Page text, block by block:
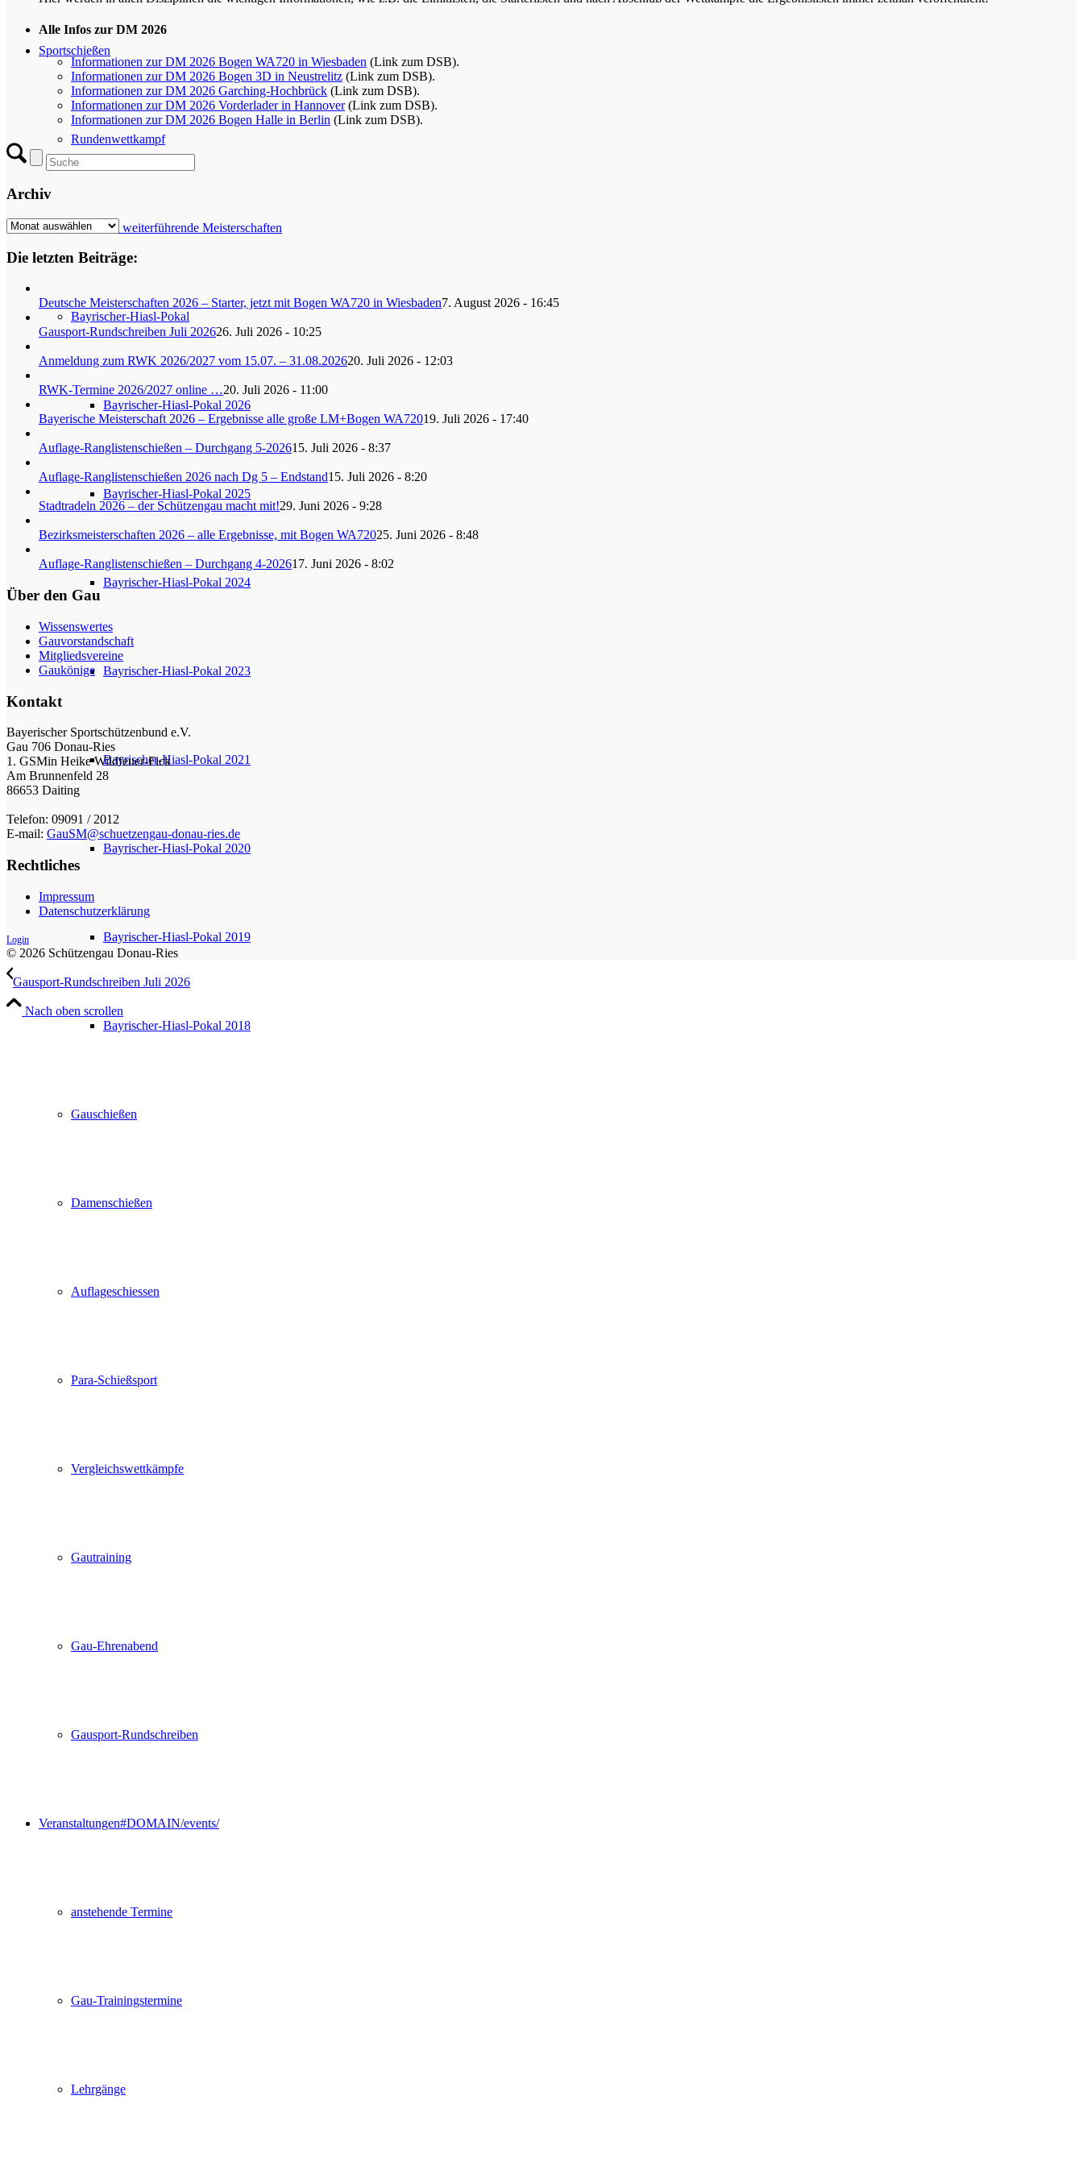
Sportschießen
Rundenwettkampf
Gau- und weiterführende Meisterschaften
Bayrischer-Hiasl-Pokal
Bayrischer-Hiasl-Pokal 2026
Bayrischer-Hiasl-Pokal 2025
Bayrischer-Hiasl-Pokal 2024
Bayrischer-Hiasl-Pokal 2023
Bayrischer-Hiasl-Pokal 2021
Bayrischer-Hiasl-Pokal 2020
Bayrischer-Hiasl-Pokal 2019
Bayrischer-Hiasl-Pokal 2018
Gauschießen
Damenschießen
Auflageschiessen
Para-Schießsport
Vergleichswettkämpfe
Gautraining
Gau-Ehrenabend
Gausport-Rundschreiben
Veranstaltungen#DOMAIN/events/
anstehende Termine
Gau-Trainingstermine
Lehrgänge
Alle Infos zur DM 2026
Informationen zur DM 2026 Bogen WA720 in Wiesbaden (Link zum DSB).
Informationen zur DM 2026 Bogen 3D in Neustrelitz (Link zum DSB).
Informationen zur DM 2026 Garching-Hochbrück (Link zum DSB).
Informationen zur DM 2026 Vorderlader in Hannover(Link zum DSB).
Informationen zur DM 2026 Bogen Halle in Berlin (Link zum DSB).
Archiv
Archiv
Die letzten Beiträge:
Deutsche Meisterschaften 2026 – Starter, jetzt mit Bogen WA720 in Wiesbaden7. August 2026 - 16:45
Gausport-Rundschreiben Juli 202626. Juli 2026 - 10:25
Anmeldung zum RWK 2026/2027 vom 15.07. – 31.08.202620. Juli 2026 - 12:03
RWK-Termine 2026/2027 online …20. Juli 2026 - 11:00
Bayerische Meisterschaft 2026 – Ergebnisse alle große LM+Bogen WA72019. Juli 2026 - 17:40
Auflage-Ranglistenschießen – Durchgang 5-202615. Juli 2026 - 8:37
Auflage-Ranglistenschießen 2026 nach Dg 5 – Endstand15. Juli 2026 - 8:20
Stadtradeln 2026 – der Schützengau macht mit!29. Juni 2026 - 9:28
Bezirksmeisterschaften 2026 – alle Ergebnisse, mit Bogen WA72025. Juni 2026 - 8:48
Auflage-Ranglistenschießen – Durchgang 4-202617. Juni 2026 - 8:02
Über den Gau
Wissenswertes
Gauvorstandschaft
Mitgliedsvereine
Gaukönige
Kontakt
Bayerischer Sportschützenbund e.V.
Gau 706 Donau-Ries
1. GSMin Heike Wildfeuer-Fick
Am Brunnenfeld 28
86653 Daiting
Telefon: 09091 / 2012
E-mail: GauSM@schuetzengau-donau-ries.de
Rechtliches
Impressum
Datenschutzerklärung
Login
© 2026 Schützengau Donau-Ries
Gausport-Rundschreiben Juli 2026
Nach oben scrollen